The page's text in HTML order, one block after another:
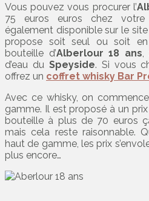
Vous pouvez vous procurer l’
75 euros euros chez
également disponible sur le site
propose soit seul ou soit
bouteille d’Alberlour 18 ans
d’eau du Speyside. Si vous
offrez un coffret whisky Bar
Avec ce whisky, on
gamme. Il est proposé à un
bouteille à plus de 70 euros
mais cela reste raisonnable.
haut de gamme, les prix
plus encore…